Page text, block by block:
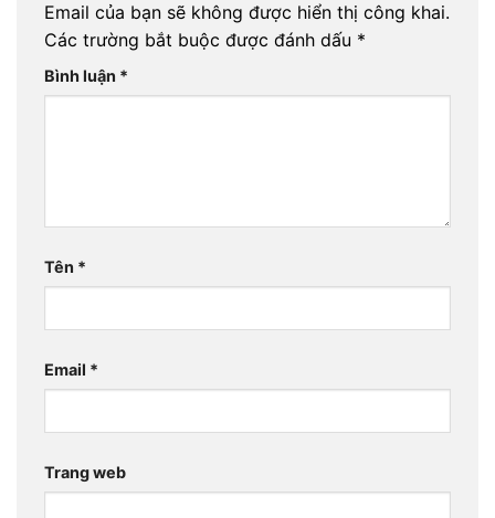
Email của bạn sẽ không được hiển thị công khai.
Các trường bắt buộc được đánh dấu *
Bình luận *
Tên *
Email *
Trang web